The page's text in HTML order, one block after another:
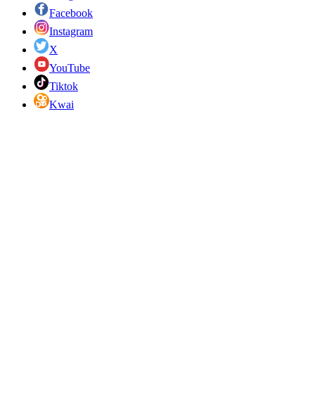
Facebook
Instagram
X
YouTube
Tiktok
Kwai